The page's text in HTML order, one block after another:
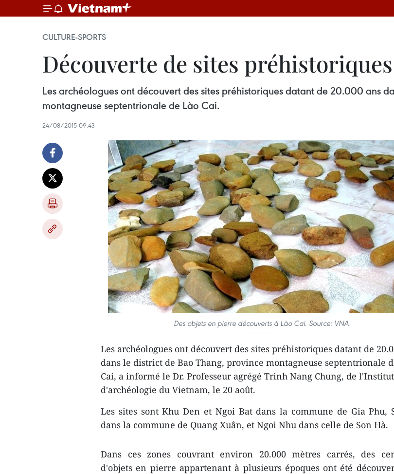
CULTURE-SPORTS
Découverte de sites
Les archéologues ont découvert des sites préhistoriques datant de 20.000 ans
montagneuse septentrionale de Lào Cai.
24/08/2015 09:43
Des objets en pierre découverts à Lào Cai. Source: VNA
Les archéologues ont découvert des sites préhistoriques datant de
dans le district de Bao Thang, province montagneuse septentrionale
Cai, a informé le Dr. Professeur agrégé Trinh Nang Chung, de l'Institut
d'archéologie du Vietnam, le 20 août.
Les sites sont Khu Den et Ngoi Bat dans la commune de Gia Phu,
dans la commune de Quang Xuân, et Ngoi Nhu dans celle de Son Hà.
Dans ces zones couvrant environ 20.000 mètres carrés, des
d'objets en pierre appartenant à plusieurs époques ont été